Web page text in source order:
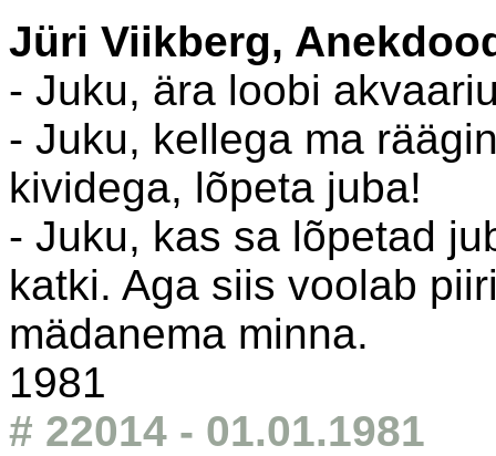
Jüri Viikberg,
- Juku, ära loobi
- Juku, kellega ma
kividega, lõpeta juba!
- Juku, kas sa lõpetad
katki. Aga siis voolab
mädanema minna.
1981
# 22014 - 01.01.1981